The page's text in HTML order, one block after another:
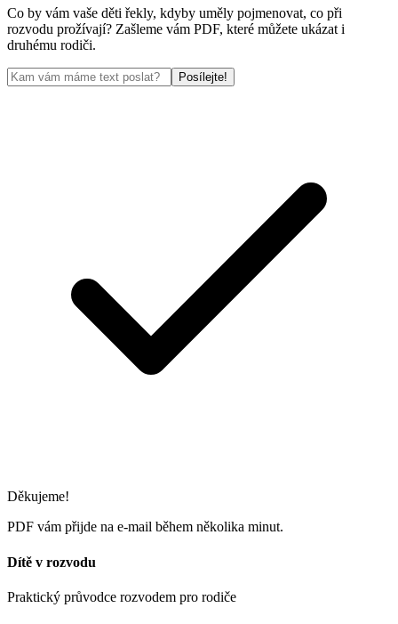
Co by vám vaše děti řekly, kdyby uměly pojmenovat, co při
rozvodu prožívají? Zašleme vám PDF, které můžete ukázat i
druhému rodiči.
Posílejte!
Děkujeme!
PDF vám přijde na e-mail během několika minut.
Dítě v rozvodu
Praktický průvodce rozvodem pro rodiče